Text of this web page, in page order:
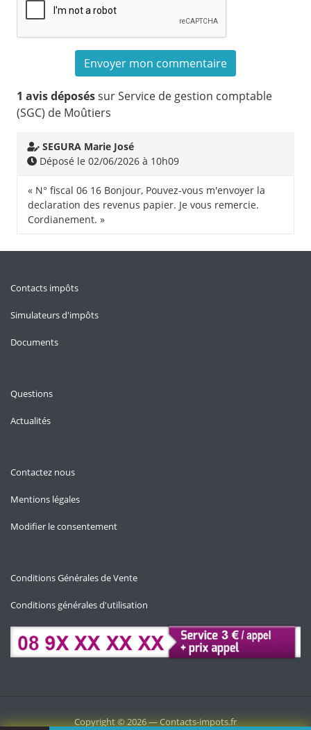
1 avis déposéssur Service de gestion comptable
(SGC) de Moûtiers
SEGURA Marie José
Déposé le 02/06/2026 à 10h09
« N° fiscal 06 16 Bonjour, Pouvez-vous m'envoyer la
declaration des revenus papier. Je vous remercie.
Cordianement. »
Contacts impôts
Simulateurs d'impôts
Documents
Questions
Actualités
Contactez nous
Mentions légales
Modifier le consentement
Conditions Générales de Vente
Conditions générales d'utilisation
Copyright © 2026 — Contacts-impots.fr